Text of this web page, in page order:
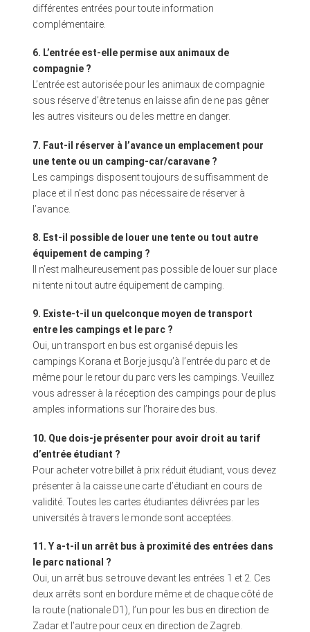
différentes entrées pour toute information
complémentaire.
6. L’entrée est-elle permise aux animaux de
compagnie ?
L’entrée est autorisée pour les animaux de compagnie
sous réserve d’être tenus en laisse afin de ne pas gêner
les autres visiteurs ou de les mettre en danger.
7. Faut-il réserver à l’avance un emplacement pour
une tente ou un camping-car/caravane ?
Les campings disposent toujours de suffisamment de
place et il n’est donc pas nécessaire de réserver à
l’avance.
8. Est-il possible de louer une tente ou tout autre
équipement de camping ?
Il n’est malheureusement pas possible de louer sur place
ni tente ni tout autre équipement de camping.
9. Existe-t-il un quelconque moyen de transport
entre les campings et le parc ?
Oui, un transport en bus est organisé depuis les
campings Korana et Borje jusqu’à l’entrée du parc et de
même pour le retour du parc vers les campings. Veuillez
vous adresser à la réception des campings pour de plus
amples informations sur l’horaire des bus.
10. Que dois-je présenter pour avoir droit au tarif
d’entrée étudiant ?
Pour acheter votre billet à prix réduit étudiant, vous devez
présenter à la caisse une carte d’étudiant en cours de
validité. Toutes les cartes étudiantes délivrées par les
universités à travers le monde sont acceptées.
11. Y a-t-il un arrêt bus à proximité des entrées dans
le parc national ?
Oui, un arrêt bus se trouve devant les entrées 1 et 2. Ces
deux arrêts sont en bordure même et de chaque côté de
la route (nationale D1), l’un pour les bus en direction de
Zadar et l’autre pour ceux en direction de Zagreb.